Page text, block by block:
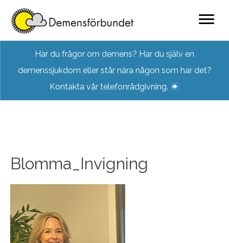
content
Har du frågor om demens? Har du själv en
demenssjukdom eller står nära någon som har det?
Kontakta vår telefonrådgivning.
Blomma_Invigning